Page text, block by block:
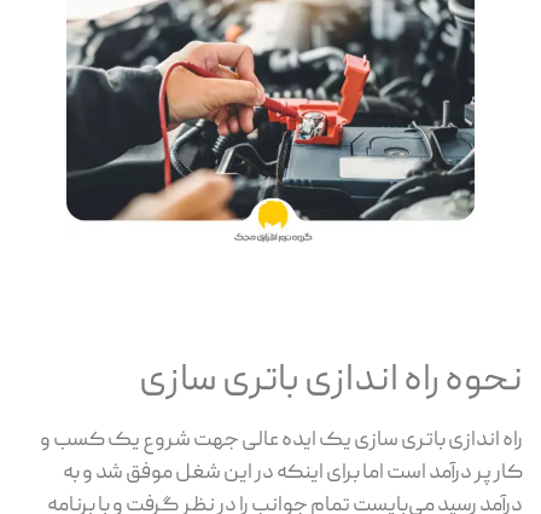
نحوه راه اندازی باتری سازی
راه اندازی باتری سازی یک ایده عالی جهت شروع یک کسب و
کار پر درآمد است اما برای اینکه در این شغل موفق شد و به
درآمد رسید می‌بایست تمام جوانب را در نظر گرفت و با برنامه